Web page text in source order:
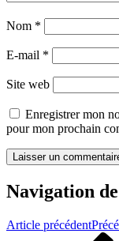
Nom *
E-mail *
Site web
Enregistrer mon
pour mon prochain
Navigation
Article précédent